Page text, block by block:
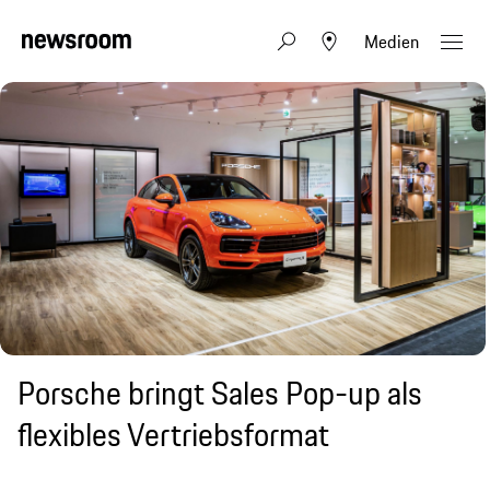
Medien
Porsche bringt Sales Pop-up als
flexibles Vertriebsformat